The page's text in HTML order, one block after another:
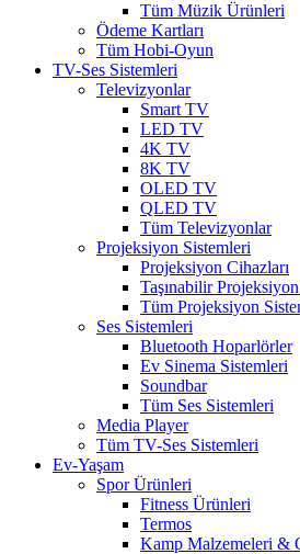
Tüm Müzik Ürünleri
Ödeme Kartları
Tüm Hobi-Oyun
TV-Ses Sistemleri
Televizyonlar
Smart TV
LED TV
4K TV
8K TV
OLED TV
QLED TV
Tüm Televizyonlar
Projeksiyon Sistemleri
Projeksiyon Cihazları
Taşınabilir
Tüm Projeksiyon
Ses Sistemleri
Bluetooth Hoparlörler
Ev Sinema Sistemleri
Soundbar
Tüm Ses Sistemleri
Media Player
Tüm TV-Ses Sistemleri
Ev-Yaşam
Spor Ürünleri
Fitness Ürünleri
Termos
Kamp Malzemeleri &